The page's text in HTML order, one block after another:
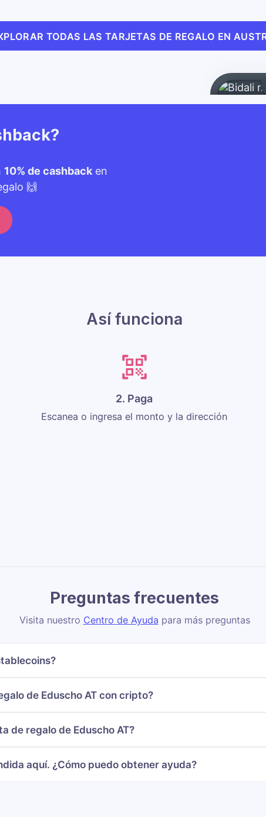
TODAS LAS TARJETAS DE REGALO EN
10% de cashbacken
🙌
Así funciona
2. Paga
Escanea o ingresa el monto y la dirección
Preguntas frecuentes
Visita nuestro Centro de Ayuda para más preguntas
de Eduscho AT con cripto?
de regalo de Eduscho AT?
aquí. ¿Cómo puedo obtener ayuda?